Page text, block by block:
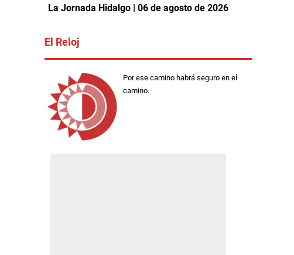
La Jornada Hidalgo | 06 de agosto de 2026
El Reloj
Por ese camino habrá seguro en el
camino.